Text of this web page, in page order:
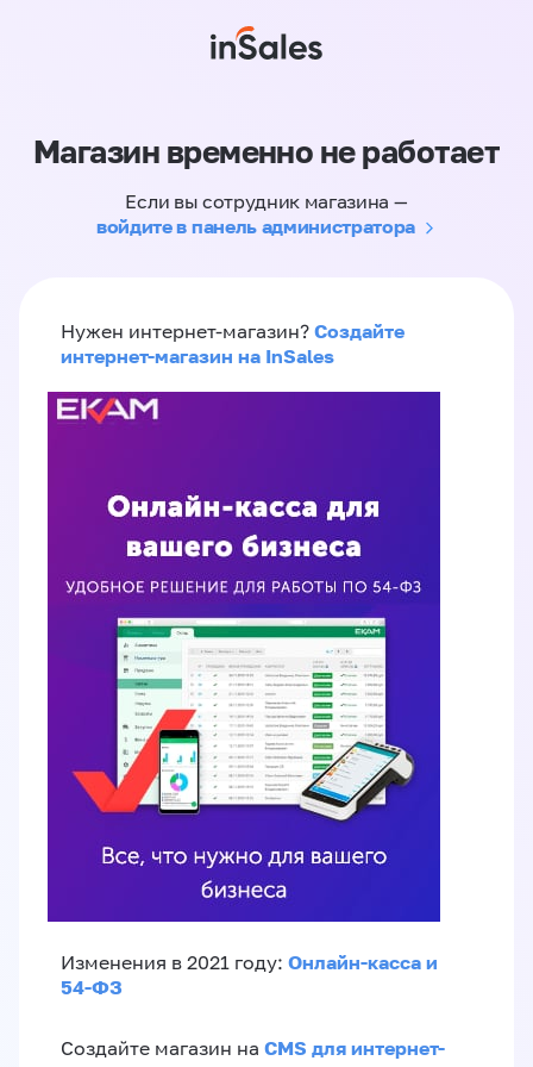
Магазин временно не работает
Если вы сотрудник магазина —
войдите в панель администратора
Нужен интернет-магазин? Создайте
интернет-магазин на InSales
Изменения в 2021 году: Онлайн-касса и
54-ФЗ
Создайте магазин на CMS для интернет-